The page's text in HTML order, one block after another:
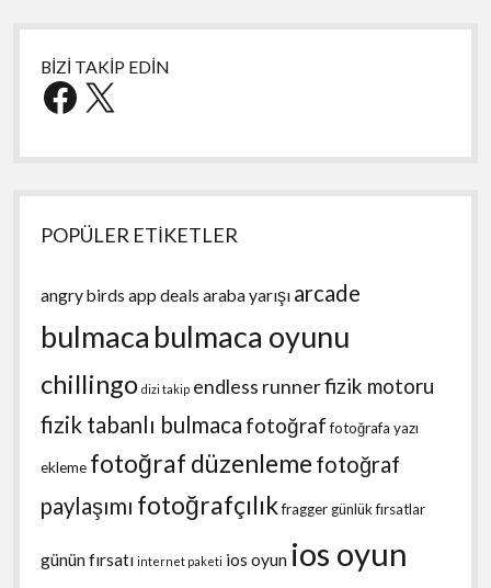
BİZİ TAKİP EDİN
Facebook
X
POPÜLER ETİKETLER
angry birds app deals araba yarışı arcade
bulmaca bulmaca oyunu
chillingo dizi takip endless runnerfizik motoru
fizik tabanlı bulmaca fotoğraf fotoğrafa yazı
ekleme fotoğraf düzenleme fotoğraf
paylaşımı fotoğrafçılıkfraggergünlük fırsatlar
günün fırsatı internet paketi ios oyun ios oyun